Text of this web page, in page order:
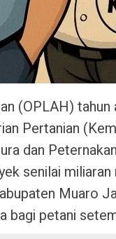
(OPLAH) tahun
Pertanian
dan
senilai miliaran
Muaro
bagi petani